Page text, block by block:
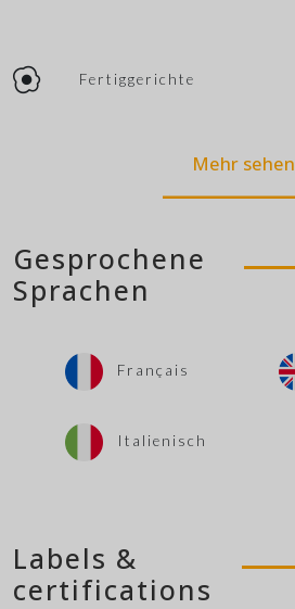
Fertiggerichte
Mehr sehen
Gesprochene
Sprachen
Français
Italienisch
Labels &
certifications